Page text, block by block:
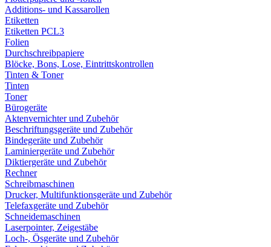
Additions- und Kassarollen
Etiketten
Etiketten PCL3
Folien
Durchschreibpapiere
Blöcke, Bons, Lose, Eintrittskontrollen
Tinten & Toner
Tinten
Toner
Bürogeräte
Aktenvernichter und Zubehör
Beschriftungsgeräte und Zubehör
Bindegeräte und Zubehör
Laminiergeräte und Zubehör
Diktiergeräte und Zubehör
Rechner
Schreibmaschinen
Drucker, Multifunktionsgeräte und Zubehör
Telefaxgeräte und Zubehör
Schneidemaschinen
Laserpointer, Zeigestäbe
Loch-, Ösgeräte und Zubehör